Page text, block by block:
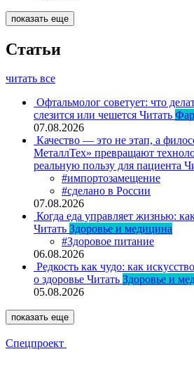
показать еще
Статьи
читать все
Офтальмолог советует: что
слезится или чешется Читать
07.08.2026
Качество — это не этап, а
МеталлТех» превращают
реальную пользу для пациента
#импортозамещение
#сделано в России
07.08.2026
Когда еда управляет жизнью:
Читать Здоровье и медицина
#Здоровое питание
06.08.2026
Редкость как чудо: как
о здоровье Читать Здоровье и
05.08.2026
показать еще
Спецпроект